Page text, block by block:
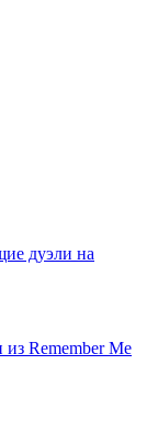
дуэли на
Remember Me